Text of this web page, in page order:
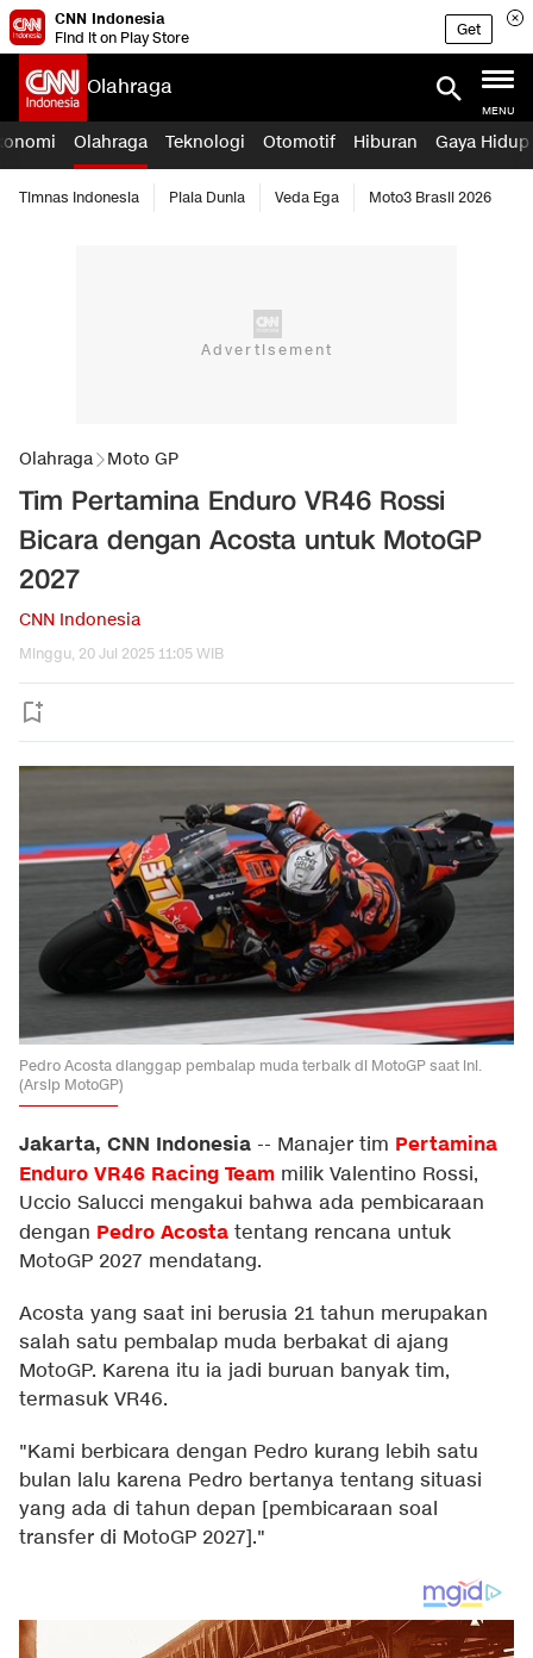
CNN Indonesia
Find it on Play Store
Get
Olahraga
MENU
Olahraga Teknologi Otomotif Hiburan Gaya Hidup
Timnas Indonesia Piala Dunia Veda Ega Moto3 Brasil 2026
Olahraga Moto GP
Tim Pertamina Enduro VR46 Rossi
Bicara dengan Acosta untuk MotoGP
2027
CNN Indonesia
Minggu, 20 Jul 2025 11:05 WIB
Pedro Acosta dianggap pembalap muda terbaik di MotoGP saat ini.
(Arsip MotoGP)
Jakarta, CNN Indonesia -- Manajer tim Pertamina
Enduro VR46 Racing Team milik Valentino Rossi,
Uccio Salucci mengakui bahwa ada pembicaraan
dengan Pedro Acosta tentang rencana untuk
MotoGP 2027 mendatang.
Acosta yang saat ini berusia 21 tahun merupakan
salah satu pembalap muda berbakat di ajang
MotoGP. Karena itu ia jadi buruan banyak tim,
termasuk VR46.
"Kami berbicara dengan Pedro kurang lebih satu
bulan lalu karena Pedro bertanya tentang situasi
yang ada di tahun depan [pembicaraan soal
transfer di MotoGP 2027]."